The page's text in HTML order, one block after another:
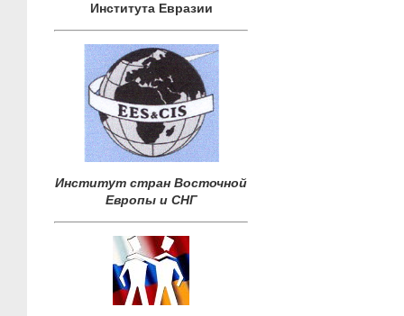
Института Евразии
Институт стран Восточной
Европы и СНГ